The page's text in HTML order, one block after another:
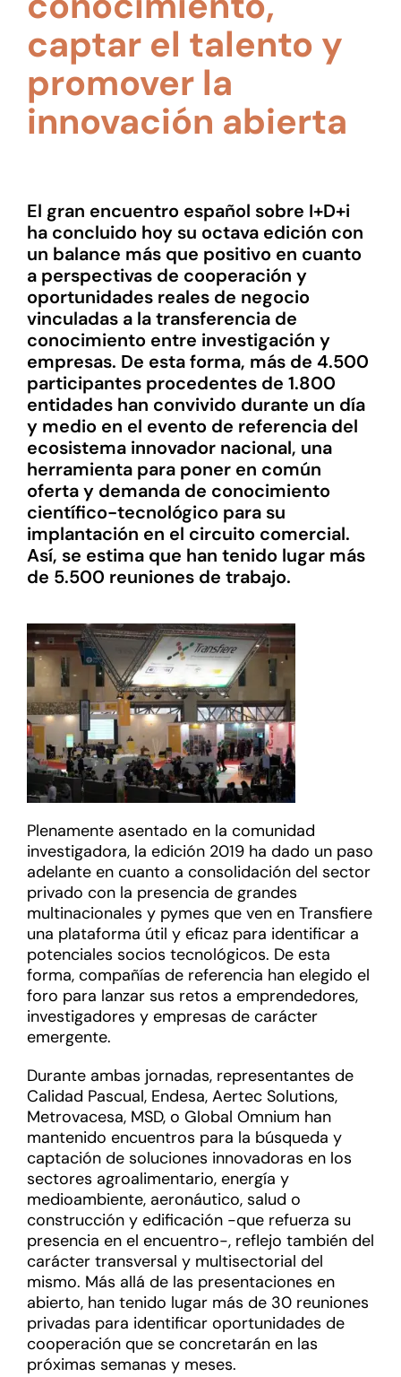
captar el talento y
promover la
innovación abierta
El gran encuentro español sobre I+D+i
ha concluido hoy su octava edición con
un balance más que positivo en cuanto
a perspectivas de cooperación y
oportunidades reales de negocio
vinculadas a la transferencia de
conocimiento entre investigación y
empresas. De esta forma, más de 4.500
participantes procedentes de 1.800
entidades han convivido durante un día
y medio en el evento de referencia del
ecosistema innovador nacional, una
herramienta para poner en común
oferta y demanda de conocimiento
científico-tecnológico para su
implantación en el circuito comercial.
Así, se estima que han tenido lugar más
de 5.500 reuniones de trabajo.
Plenamente asentado en la comunidad
investigadora, la edición 2019 ha dado un paso
adelante en cuanto a consolidación del sector
privado con la presencia de grandes
multinacionales y pymes que ven en Transfiere
una plataforma útil y eficaz para identificar a
potenciales socios tecnológicos. De esta
forma, compañías de referencia han elegido el
foro para lanzar sus retos a emprendedores,
investigadores y empresas de carácter
emergente.
Durante ambas jornadas, representantes de
Calidad Pascual, Endesa, Aertec Solutions,
Metrovacesa, MSD, o Global Omnium han
mantenido encuentros para la búsqueda y
captación de soluciones innovadoras en los
sectores agroalimentario, energía y
medioambiente, aeronáutico, salud o
construcción y edificación -que refuerza su
presencia en el encuentro-, reflejo también del
carácter transversal y multisectorial del
mismo. Más allá de las presentaciones en
abierto, han tenido lugar más de 30 reuniones
privadas para identificar oportunidades de
cooperación que se concretarán en las
próximas semanas y meses.